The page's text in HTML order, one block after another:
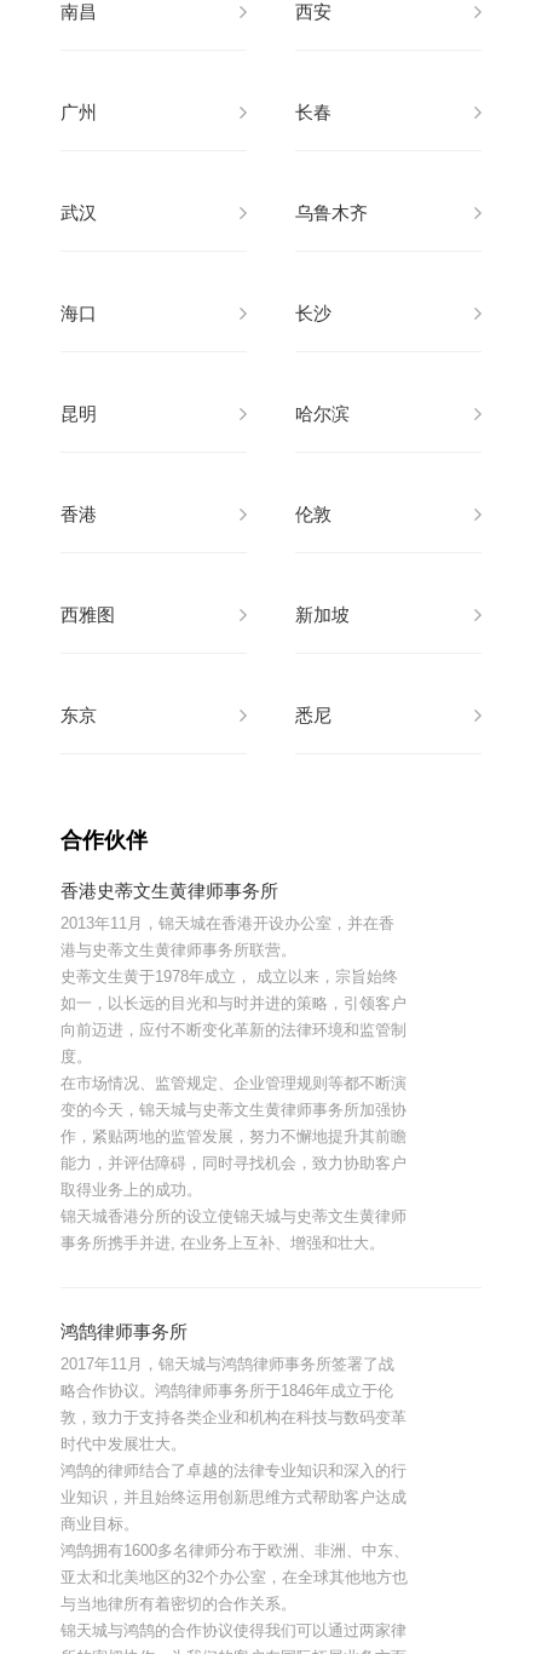
南昌 西安
广州 长春
武汉 乌鲁木齐
海口 长沙
昆明 哈尔滨
香港 伦敦
西雅图 新加坡
东京 悉尼
合作伙伴
香港史蒂文生黄律师事务所
2013年11月，锦天城在香港开设办公室，并在香
港与史蒂文生黄律师事务所联营。
史蒂文生黄于1978年成立， 成立以来，宗旨始终
如一，以长远的目光和与时并进的策略，引领客户
向前迈进，应付不断变化革新的法律环境和监管制
度。
在市场情况、监管规定、企业管理规则等都不断演
变的今天，锦天城与史蒂文生黄律师事务所加强协
作，紧贴两地的监管发展，努力不懈地提升其前瞻
能力，并评估障碍，同时寻找机会，致力协助客户
取得业务上的成功。
锦天城香港分所的设立使锦天城与史蒂文生黄律师
事务所携手并进, 在业务上互补、增强和壮大。
鸿鹄律师事务所
2017年11月，锦天城与鸿鹄律师事务所签署了战
略合作协议。鸿鹄律师事务所于1846年成立于伦
敦，致力于支持各类企业和机构在科技与数码变革
时代中发展壮大。
鸿鹄的律师结合了卓越的法律专业知识和深入的行
业知识，并且始终运用创新思维方式帮助客户达成
商业目标。
鸿鹄拥有1600多名律师分布于欧洲、非洲、中东、
亚太和北美地区的32个办公室，在全球其他地方也
与当地律所有着密切的合作关系。
锦天城与鸿鹄的合作协议使得我们可以通过两家律